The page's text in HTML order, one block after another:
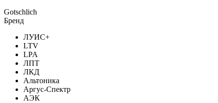
Gotschlich
Бренд
ЛУИС+
LTV
LPA
ЛПТ
ЛКД
Альтоника
Аргус-Спектр
АЭК